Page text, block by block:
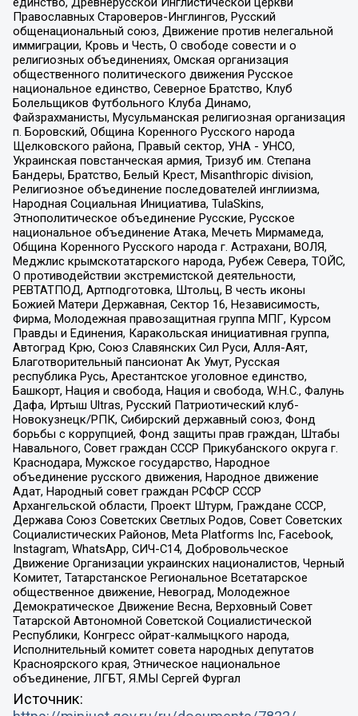
Православных Староверов-Инглингов, Русский
общенациональный союз, Движение против нелегальной
иммиграции, Кровь и Честь, О свободе совести и о
религиозных объединениях, Омская организация
общественного политического движения Русское
национальное единство, Северное Братство, Клуб
Болельщиков Футбольного Клуба Динамо,
Файзрахманисты, Мусульманская религиозная организация
п. Боровский, Община Коренного Русского народа
Щелковского района, Правый сектор, УНА - УНСО,
Украинская повстанческая армия, Тризуб им. Степана
Бандеры, Братство, Белый Крест, Misanthropic division,
Религиозное объединение последователей инглиизма,
Народная Социальная Инициатива, TulaSkins,
Этнополитическое объединение Русские, Русское
национальное объединение Атака, Мечеть Мирмамеда,
Община Коренного Русского народа г. Астрахани, ВОЛЯ,
Меджлис крымскотатарского народа, Рубеж Севера, ТОЙС,
О противодействии экстремистской деятельности,
РЕВТАТПОД, Артподготовка, Штольц, В честь иконы
Божией Матери Державная, Сектор 16, Независимость,
Фирма, Молодежная правозащитная группа МПГ, Курсом
Правды и Единения, Каракольская инициативная группа,
Автоград Крю, Союз Славянских Сил Руси, Алля-Аят,
Благотворительный пансионат Ак Умут, Русская
республика Русь, Арестантское уголовное единство,
Башкорт, Нация и свобода, Нация и свобода, W.H.С., Фалунь
Дафа, Иртыш Ultras, Русский Патриотический клуб-
Новокузнецк/РПК, Сибирский державный союз, Фонд
борьбы с коррупцией, Фонд защиты прав граждан, Штабы
Навального, Совет граждан СССР Прикубанского округа г.
Краснодара, Мужское государство, Народное
объединение русского движения, Народное движение
Адат, Народный совет граждан РСФСР СССР
Архангельской области, Проект Штурм, Граждане СССР,
Держава Союз Советских Светлых Родов, Совет Советских
Социалистических Районов, Meta Platforms Inc, Facebook,
Instagram, WhatsApp, СИЧ-С14, Добровольческое
Движение Организации украинских националистов, Черный
Комитет, Татарстанское Региональное Всетатарское
общественное движение, Невоград, Молодежное
Демократическое Движение Весна, Верховный Совет
Татарской Автономной Советской Социалистической
Республики, Конгресс ойрат-калмыцкого народа,
Исполнительный комитет совета народных депутатов
Красноярского края, Этническое национальное
объединение, ЛГБТ, Я.МЫ Сергей Фургал
Источник: